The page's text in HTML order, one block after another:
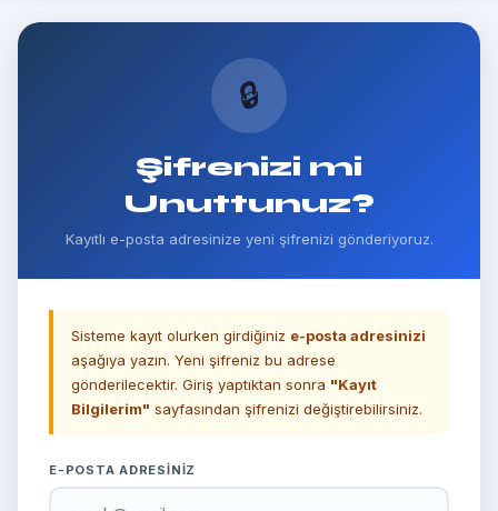
🔒
Şifrenizi mi
Unuttunuz?
Kayıtlı e-posta adresinize yeni şifrenizi gönderiyoruz.
Sisteme kayıt olurken girdiğiniz e-posta adresinizi
aşağıya yazın. Yeni şifreniz bu adrese
gönderilecektir. Giriş yaptıktan sonra "Kayıt
Bilgilerim" sayfasından şifrenizi değiştirebilirsiniz.
E-POSTA ADRESINIZ